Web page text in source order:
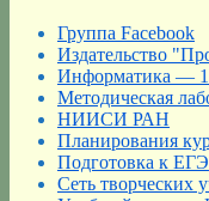
Группа Facebook
Издательство
Информатика — 1
Методическая
НИИСИ РАН
Планирования
Подготовка к ЕГЭ
Сеть творческих